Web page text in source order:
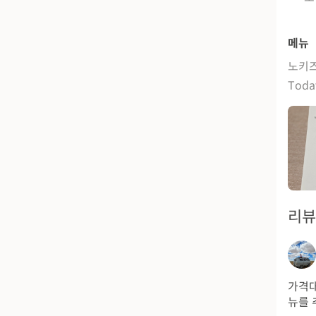
메뉴
노키
리
가격
뉴를